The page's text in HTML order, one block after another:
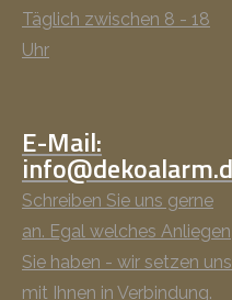
Täglich zwischen 8 - 18
Uhr
E-Mail:
Schreiben Sie uns gerne
an. Egal welches Anliegen
Sie haben - wir setzen uns
mit Ihnen in Verbindung.